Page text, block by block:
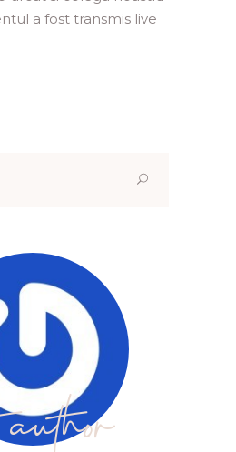
a fost transmis live